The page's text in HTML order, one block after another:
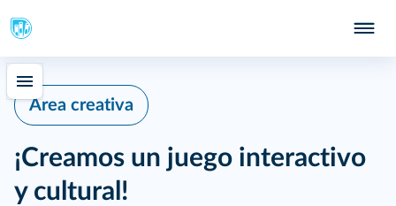
Área creativa
¡Creamos un juego interactivo
y cultural!